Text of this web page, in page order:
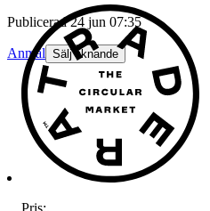
Publicerad 24 jun 07:35
Anmäl Sälj liknande